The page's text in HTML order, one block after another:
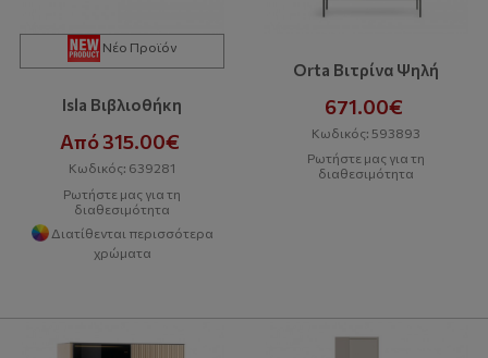
Νέο Προϊόν
Isla Βιβλιοθήκη
Από 315.00€
Κωδικός: 639281
Ρωτήστε μας για τη
διαθεσιμότητα
Διατίθενται περισσότερα
χρώματα
Orta Βιτρίνα Ψηλή
671.00€
Κωδικός: 593893
Ρωτήστε μας για τη
διαθεσιμότητα